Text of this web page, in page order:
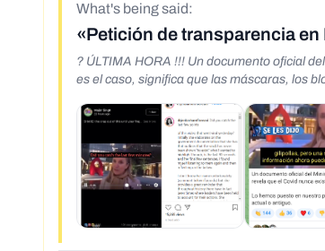
What's being said:
«Petición de transparencia
? ÚLTIMA HORA !!! Un documento oficial del Ministerio de Salud, del REINO UNIDO, revela que el COVID NUNCA EXISTIÓ. Ahora que este
es el caso, significa que las máscaras, los